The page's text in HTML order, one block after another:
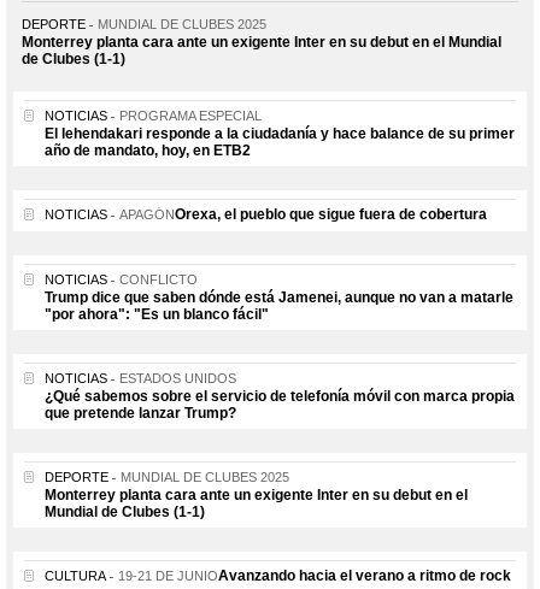
DEPORTE MUNDIAL DE CLUBES 2025
Monterrey planta cara ante un exigente Inter en su debut en el Mundial
de Clubes (1-1)
NOTICIAS PROGRAMA ESPECIAL
El lehendakari responde a la ciudadanía y hace balance de su primer
año de mandato, hoy, en ETB2
NOTICIAS APAGÓNOrexa, el pueblo que sigue fuera de cobertura
NOTICIAS CONFLICTO
Trump dice que saben dónde está Jamenei, aunque no van a matarle
"por ahora": "Es un blanco fácil"
NOTICIAS ESTADOS UNIDOS
¿Qué sabemos sobre el servicio de telefonía móvil con marca propia
que pretende lanzar Trump?
DEPORTE MUNDIAL DE CLUBES 2025
Monterrey planta cara ante un exigente Inter en su debut en el
Mundial de Clubes (1-1)
CULTURA 19-21 DE JUNIOAvanzando hacia el verano a ritmo de rock